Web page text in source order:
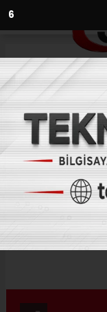
5
Anasayfa
Süper
13.03.2021 -
Süper Lig'in
Karagümrük'ü